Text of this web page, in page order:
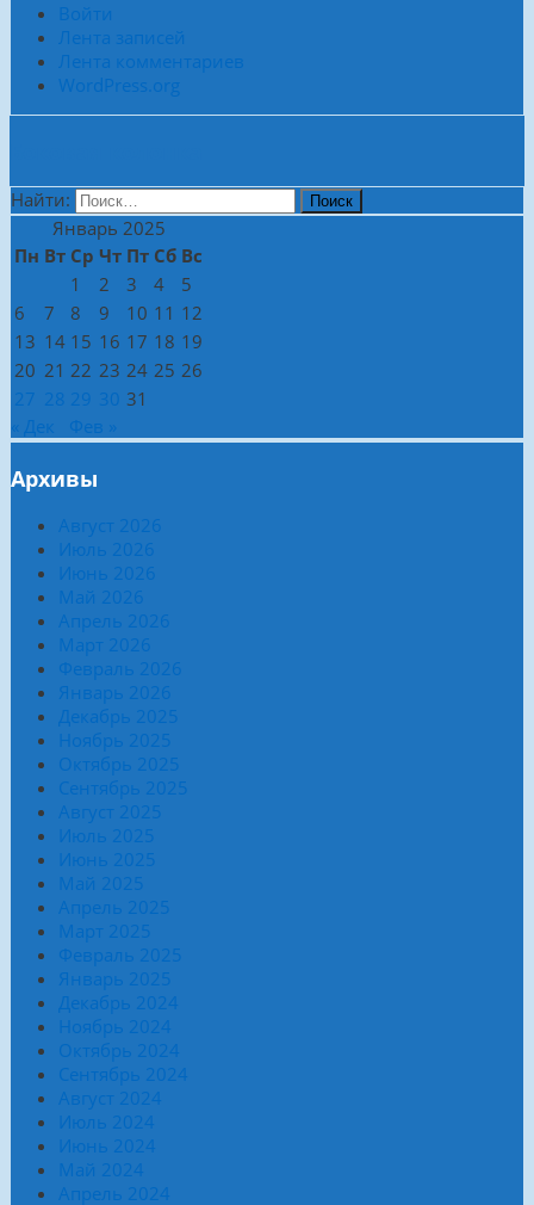
Войти
Лента записей
Лента комментариев
WordPress.org
Найти:
Январь 2025
Пн Вт Ср Чт Пт Сб Вс
1
2 3 4
5
6
7 8 9 10 11 12
13 14 15 16 17 18 19
20 21 22 23 24 25 26
27 28 29 30 31
« Дек
Фев »
Архивы
Август 2026
Июль 2026
Июнь 2026
Май 2026
Апрель 2026
Март 2026
Февраль 2026
Январь 2026
Декабрь 2025
Ноябрь 2025
Октябрь 2025
Сентябрь 2025
Август 2025
Июль 2025
Июнь 2025
Май 2025
Апрель 2025
Март 2025
Февраль 2025
Январь 2025
Декабрь 2024
Ноябрь 2024
Октябрь 2024
Сентябрь 2024
Август 2024
Июль 2024
Июнь 2024
Май 2024
Апрель 2024